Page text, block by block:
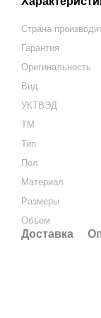
Страна
Гарантия
Оригинальность
Вид
УКТВЭД
ТМ
Тип
Пол
Материал
Размеры
Объем
Доставка